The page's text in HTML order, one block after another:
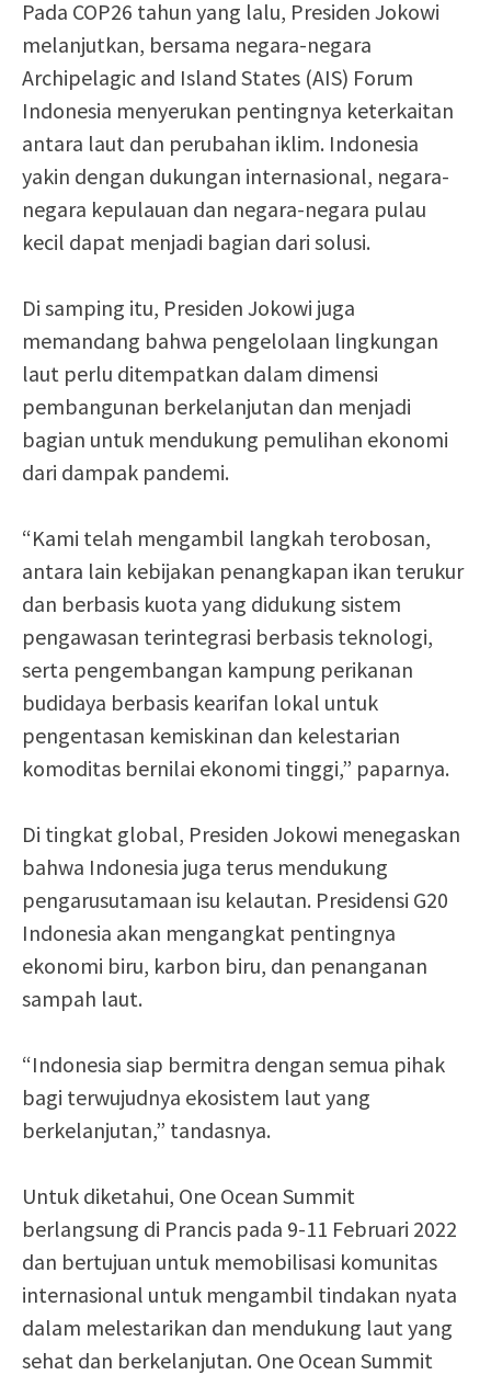
Pada COP26 tahun yang lalu, Presiden Jokowi
melanjutkan, bersama negara-negara
Archipelagic and Island States (AIS) Forum
Indonesia menyerukan pentingnya keterkaitan
antara laut dan perubahan iklim. Indonesia
yakin dengan dukungan internasional, negara-
negara kepulauan dan negara-negara pulau
kecil dapat menjadi bagian dari solusi.
Di samping itu, Presiden Jokowi juga
memandang bahwa pengelolaan lingkungan
laut perlu ditempatkan dalam dimensi
pembangunan berkelanjutan dan menjadi
bagian untuk mendukung pemulihan ekonomi
dari dampak pandemi.
“Kami telah mengambil langkah terobosan,
antara lain kebijakan penangkapan ikan terukur
dan berbasis kuota yang didukung sistem
pengawasan terintegrasi berbasis teknologi,
serta pengembangan kampung perikanan
budidaya berbasis kearifan lokal untuk
pengentasan kemiskinan dan kelestarian
komoditas bernilai ekonomi tinggi,” paparnya.
Di tingkat global, Presiden Jokowi menegaskan
bahwa Indonesia juga terus mendukung
pengarusutamaan isu kelautan. Presidensi G20
Indonesia akan mengangkat pentingnya
ekonomi biru, karbon biru, dan penanganan
sampah laut.
“Indonesia siap bermitra dengan semua pihak
bagi terwujudnya ekosistem laut yang
berkelanjutan,” tandasnya.
Untuk diketahui, One Ocean Summit
berlangsung di Prancis pada 9-11 Februari 2022
dan bertujuan untuk memobilisasi komunitas
internasional untuk mengambil tindakan nyata
dalam melestarikan dan mendukung laut yang
sehat dan berkelanjutan. One Ocean Summit